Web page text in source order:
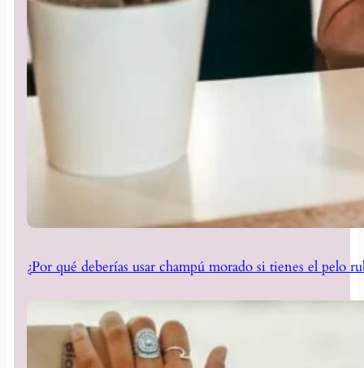
¿Por qué deberías usar champú morado si tienes el pelo